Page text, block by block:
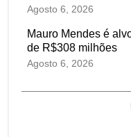
Agosto 6, 2026
Mauro Mendes é
de R$308 milhões
Agosto 6, 2026